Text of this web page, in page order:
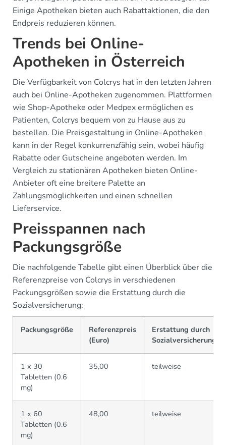
Einige Apotheken bieten auch Rabattaktionen, die den
Endpreis reduzieren können.
Trends bei Online-
Apotheken in Österreich
Die Verfügbarkeit von Colcrys hat in den letzten Jahren
auch bei Online-Apotheken zugenommen. Plattformen
wie Shop-Apotheke oder Medpex ermöglichen es
Patienten, Colcrys bequem von zu Hause aus zu
bestellen. Die Preisgestaltung in Online-Apotheken
kann in der Regel konkurrenzfähig sein, wobei häufig
Rabatte oder Gutscheine angeboten werden. Im
Vergleich zu stationären Apotheken bieten Online-
Anbieter oft eine breitere Palette an
Zahlungsmöglichkeiten und einen schnellen
Lieferservice.
Preisspannen nach
Packungsgröße
Die nachfolgende Tabelle gibt einen Überblick über die
Referenzpreise von Colcrys in verschiedenen
Packungsgrößen sowie die Erstattung durch die
Sozialversicherung:
Packungsgröße
Referenzpreis
(Euro)
Erstattung durch
Sozialversicherung
1 x 30
Tabletten (0.6
mg)
35,00 teilweise
1 x 60
Tabletten (0.6
mg)
48,00 teilweise